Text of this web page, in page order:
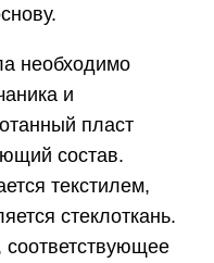
необходимо
и
пласт
состав.
текстилем,
стеклоткань.